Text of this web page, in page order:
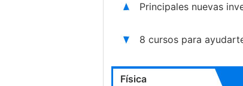
Principales nuevas
8 cursos para
Física